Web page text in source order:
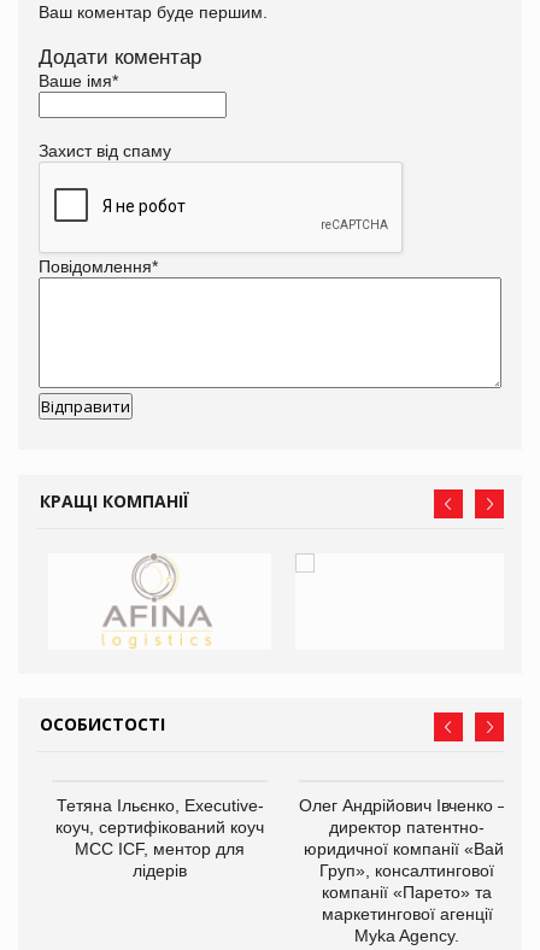
Ваш коментар буде першим.
Додати коментар
Ваше імя*
Захист від спаму
Повідомлення*
КРАЩІ КОМПАНІЇ
ОСОБИСТОСТІ
Тетяна Ільєнко, Executive-
коуч, сертифікований коуч
МСС ICF, ментор для
лідерів
Олег Андрійович Івченко —
директор патентно-
юридичної компанії «Вайз
Груп», консалтингової
компанії «Парето» та
маркетингової агенції
Myka Agency.